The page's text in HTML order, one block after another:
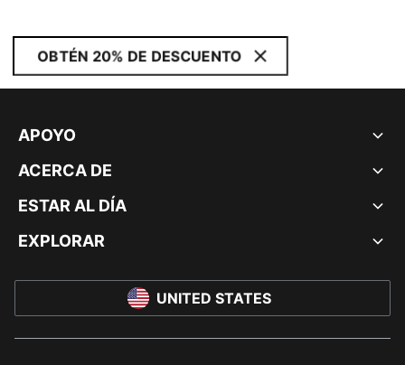
OBTÉN 20% DE DESCUENTO
APOYO
ACERCA DE
ESTAR AL DÍA
EXPLORAR
UNITED STATES